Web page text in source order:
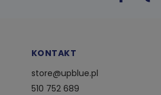
KONTAKT
store@upblue.pl
510 752 689